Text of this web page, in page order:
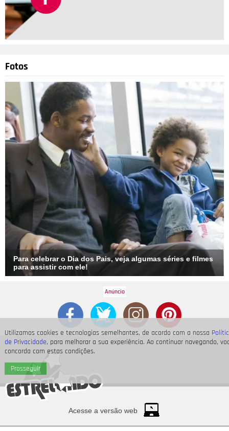
Utilizamos cookies e tecnologias semelhantes, de acordo com a nossa
de Privacidade, para melhorar a sua experiência. Ao continuar navegando,
concorda com estas condições.
Prosseguir
Fotos
Para celebrar o Dia dos Pais, veja algumas séries e filmes
para assistir com ele!
Acesse a versão web